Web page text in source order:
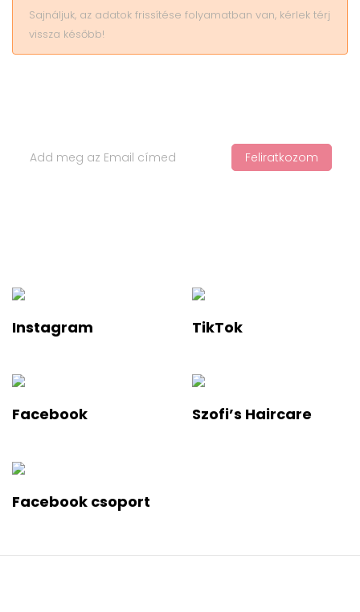
Sajnáljuk, az adatok frissítése folyamatban van, kérlek térj
vissza később!
Feliratkozom
Instagram TikTok
Facebook Szofi’s Haircare
Facebook csoport